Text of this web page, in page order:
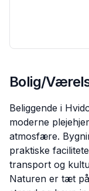
Bolig/
Beliggende i
moderne
atmosfære.
praktiske
transport og
Naturen er tæt